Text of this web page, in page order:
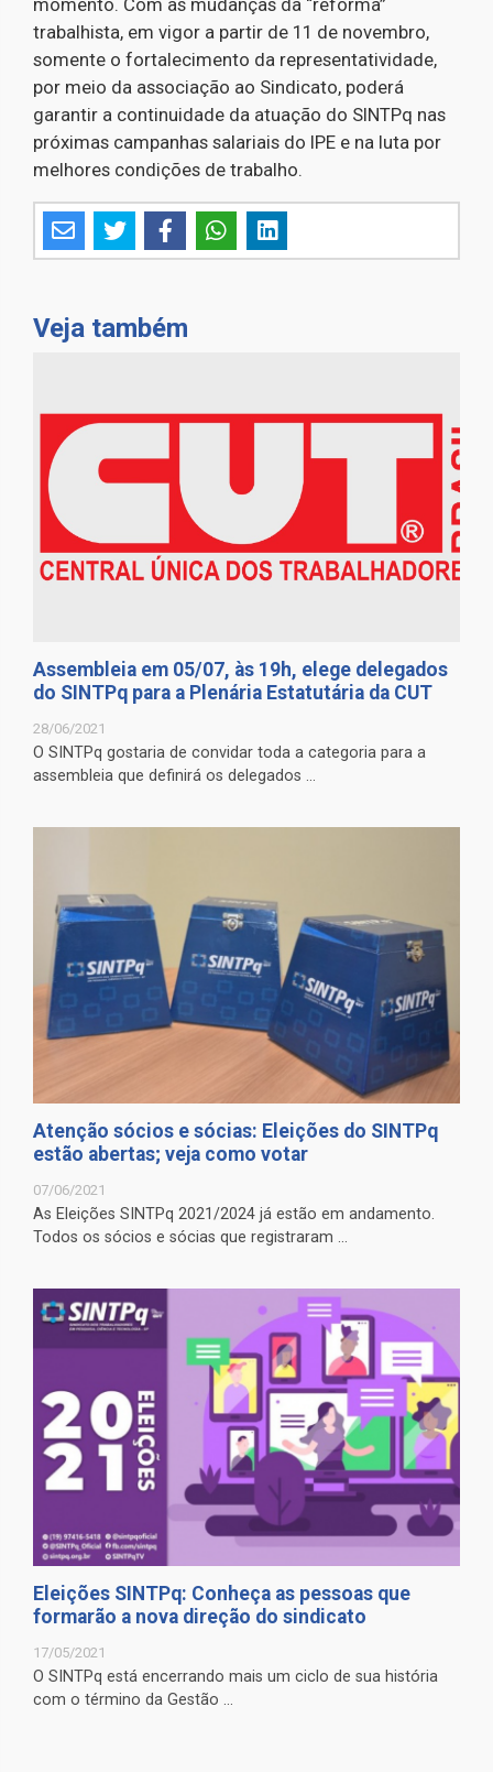
momento. Com as mudanças da “reforma”
trabalhista, em vigor a partir de 11 de novembro,
somente o fortalecimento da representatividade,
por meio da associação ao Sindicato, poderá
garantir a continuidade da atuação do SINTPq nas
próximas campanhas salariais do IPE e na luta por
melhores condições de trabalho.
Veja também
Assembleia em 05/07, às 19h, elege delegados
do SINTPq para a Plenária Estatutária da CUT
28/06/2021
O SINTPq gostaria de convidar toda a categoria para a
assembleia que definirá os delegados ...
Atenção sócios e sócias: Eleições do SINTPq
estão abertas; veja como votar
07/06/2021
As Eleições SINTPq 2021/2024 já estão em andamento.
Todos os sócios e sócias que registraram ...
Eleições SINTPq: Conheça as pessoas que
formarão a nova direção do sindicato
17/05/2021
O SINTPq está encerrando mais um ciclo de sua história
com o término da Gestão ...